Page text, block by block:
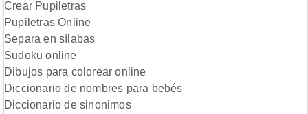
Crear Pupiletras
Pupiletras Online
Separa en sílabas
Sudoku online
Dibujos para colorear online
Diccionario de nombres para bebés
Diccionario de sinonimos